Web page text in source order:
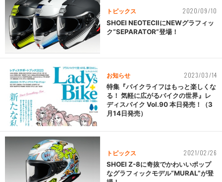
トピックス 2020/09/10
SHOEI NEOTECⅡにNEWグラフィッ
ク“SEPARATOR”登場！
お知らせ 2023/03/14
特集『バイクライフはもっと楽しくな
る！ 気軽に広がるバイクの世界』レ
ディスバイク Vol.90 本日発売！（3
月14日発売）
トピックス 2021/02/26
SHOEI Z-8に奇抜でかわいいポップ
なグラフィックモデル“MURAL”が登